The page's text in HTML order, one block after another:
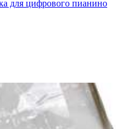
для цифрового пианино